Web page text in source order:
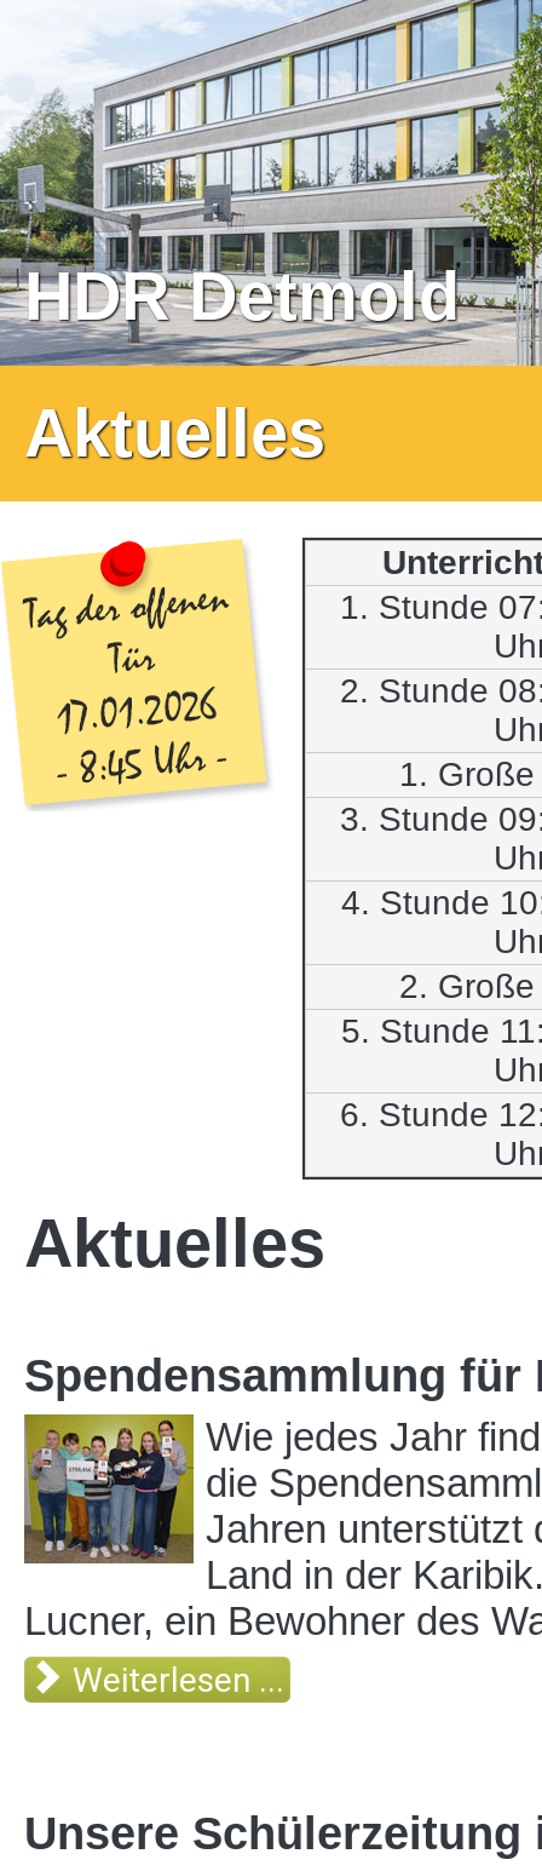
HDR Detmold
Aktuelles
1. Stunde
2. Stunde
1.
3. Stunde
4. Stunde
2.
5. Stunde
6. Stunde
Aktuelles
Spendensammlung für
Wie jedes Jahr
die
Jahren unterstützt
Land in der
Lucner, ein Bewohner des
Weiterlesen ...
Unsere